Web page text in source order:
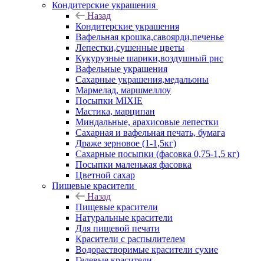
Кондитерские украшения
Назад
Кондитерские украшения
Вафельная крошка,савоярди,печенье
Лепестки,сушенные цветы
Кукурузные шарики,воздушный рис
Вафельные украшения
Сахарные украшения,медальоны
Мармелад, маршмеллоу
Посыпки MIXIE
Мастика, марципан
Миндальные, арахисовые лепестки
Сахарная и вафельная печать, бумага
Драже зерновое (1-1,5кг)
Сахарные посыпки (фасовка 0,75-1,5 кг)
Посыпки маленькая фасовка
Цветной сахар
Пищевые красители
Назад
Пищевые красители
Натуральные красители
Для пищевой печати
Красители с распылителем
Водорастворимые красители сухие